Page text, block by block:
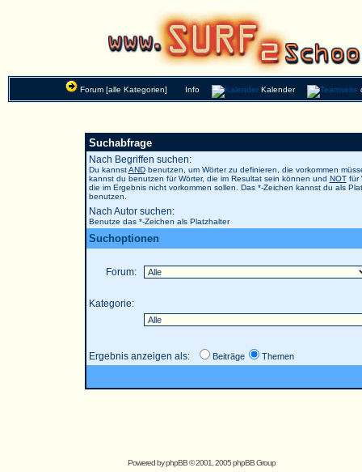
Forum [alle Kategorien] Info Kalender
Suchabfrage
Nach Begriffen suchen:
Du kannstANDbenutzen, um Wörter zu definieren, die vorkommen
kannst du benutzen für Wörter, die im Resultat sein können und NOTfür
die im Ergebnis nicht vorkommen sollen. Das *-Zeichen kannst du als
benutzen.
Nach Autor suchen:
Benutze das *-Zeichen als Platzhalter
Suchoptionen
Forum:
Kategorie:
Ergebnis anzeigen als: Beiträge Themen
Powered byphpBB© 2001, 2005 phpBB Group